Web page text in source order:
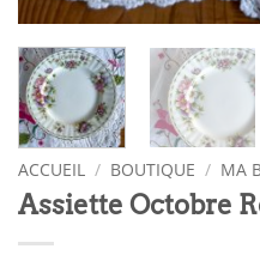
ACCUEIL / BOUTIQUE / MA
Assiette Octobre